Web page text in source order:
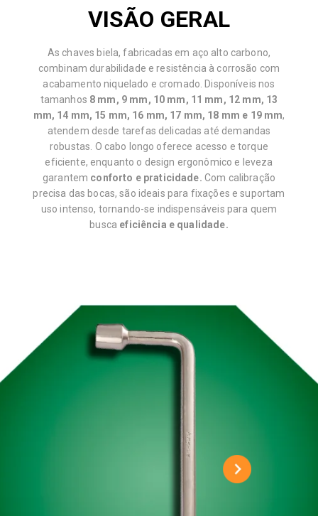
VISÃO GERAL
As chaves biela, fabricadas em aço alto carbono,
combinam durabilidade e resistência à corrosão com
acabamento niquelado e cromado. Disponíveis nos
tamanhos 8 mm, 9 mm, 10 mm, 11 mm, 12 mm, 13
mm, 14 mm, 15 mm, 16 mm, 17 mm, 18 mm e 19 mm,
atendem desde tarefas delicadas até demandas
robustas. O cabo longo oferece acesso e torque
eficiente, enquanto o design ergonômico e leveza
garantem conforto e praticidade. Com calibração
precisa das bocas, são ideais para fixações e suportam
uso intenso, tornando-se indispensáveis para quem
busca eficiência e qualidade.